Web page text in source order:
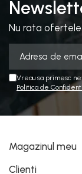
Nu rata
Vreau sa primesc
Politica de
Magazinul meu
Clienti